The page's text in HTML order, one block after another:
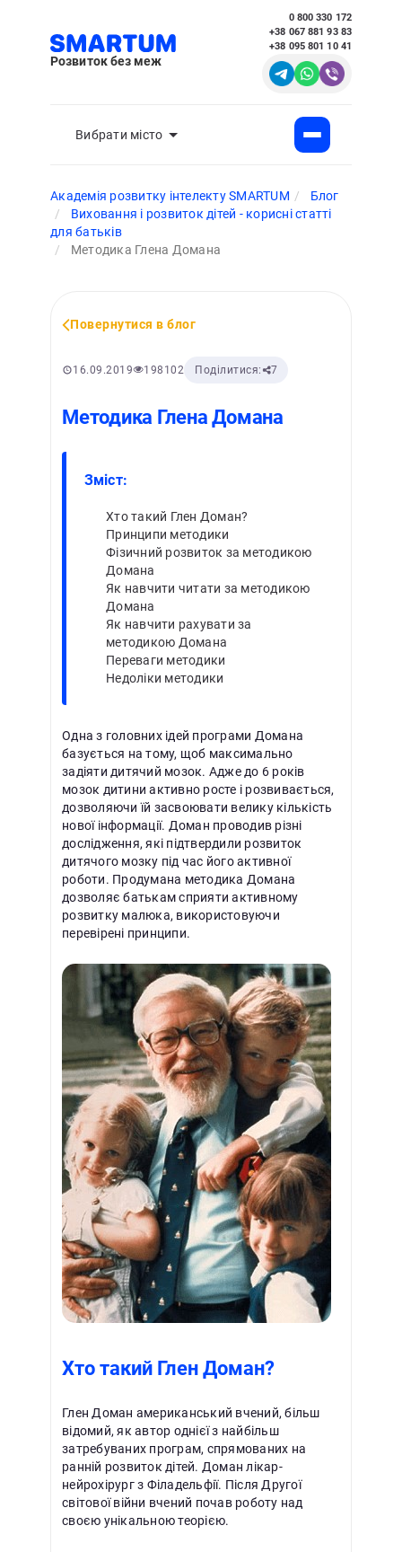
Розвиток без меж
Вибрати місто
0 800 330 172
+38 067 881 93 83
+38 095 801 10 41
Академія розвитку інтелекту SMARTUM
Блог
Виховання і розвиток дітей - корисні статті
для батьків
Методика Глена Домана
Повернутися в блог
16.09.2019 Поділитися: 7
198102
Методика Глена Домана
Зміст:
Хто такий Глен Доман?
Принципи методики
Фізичний розвиток за методикою
Домана
Як навчити читати за методикою
Домана
Як навчити рахувати за
методикою Домана
Переваги методики
Недоліки методики
Одна з головних ідей програми Домана
базується на тому, щоб максимально
задіяти дитячий мозок. Адже до 6 років
мозок дитини активно росте і розвивається,
дозволяючи їй засвоювати велику кількість
нової інформації. Доман проводив різні
дослідження, які підтвердили розвиток
дитячого мозку під час його активної
роботи. Продумана методика Домана
дозволяє батькам сприяти активному
розвитку малюка, використовуючи
перевірені принципи.
Хто такий Глен Доман?
Глен Доман американський вчений, більш
відомий, як автор однієї з найбільш
затребуваних програм, спрямованих на
ранній розвиток дітей. Доман лікар-
нейрохірург з Філадельфії. Після Другої
світової війни вчений почав роботу над
своєю унікальною теорією.